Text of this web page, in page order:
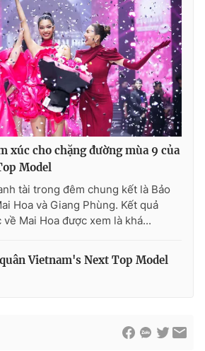
xúc cho chặng đường mùa 9 của
Model
tài trong đêm chung kết là Bảo
Hoa và Giang Phùng. Kết quả
Mai Hoa được xem là khá...
Vietnam's Next Top Model